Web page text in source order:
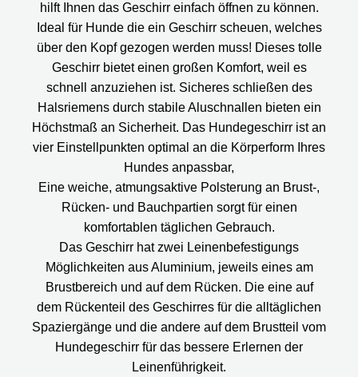
hilft Ihnen das Geschirr einfach öffnen zu können.
Ideal für Hunde die ein Geschirr scheuen, welches
über den Kopf gezogen werden muss! Dieses tolle
Geschirr bietet einen großen Komfort, weil es
schnell anzuziehen ist. Sicheres schließen des
Halsriemens durch stabile Aluschnallen bieten ein
Höchstmaß an Sicherheit. Das Hundegeschirr ist an
vier Einstellpunkten optimal an die Körperform Ihres
Hundes anpassbar,
Eine weiche, atmungsaktive Polsterung an Brust-,
Rücken- und Bauchpartien sorgt für einen
komfortablen täglichen Gebrauch.
Das Geschirr hat zwei Leinenbefestigungs
Möglichkeiten aus Aluminium, jeweils eines am
Brustbereich und auf dem Rücken. Die eine auf
dem Rückenteil des Geschirres für die alltäglichen
Spaziergänge und die andere auf dem Brustteil vom
Hundegeschirr für das bessere Erlernen der
Leinenführigkeit.